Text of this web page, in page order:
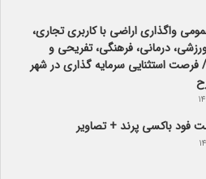
واگذاری اراضی با کاربری تجاری،
درمانی، فرهنگی، تفریحی و
استثنایی سرمایه گذاری در شهر
فود باکسی پرند + تصاویر